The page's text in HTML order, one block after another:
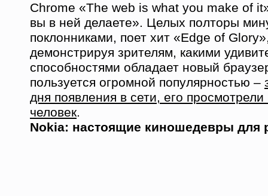
Chrome «The web is what you make of
вы в ней делаете». Целых полторы
поклонниками, поет хит «Edge of
демонстрируя зрителям, какими
способностями обладает новый
пользуется огромной популярностью –
дня появления в сети, его
человек.
Nokia: настоящие киношедевры для